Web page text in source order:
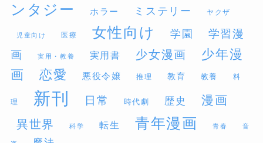
ンタジー
ホラー ミステリー ヤクザ
児童向け 医療 女性向け 学園
学習漫
画
実用・教養 実用書 少女漫画
少年漫
画
恋愛 悪役令嬢 推理 教育 教養 料
理 新刊 日常 時代劇 歴史 漫画
異世界 科学 転生 青年漫画 青春 音